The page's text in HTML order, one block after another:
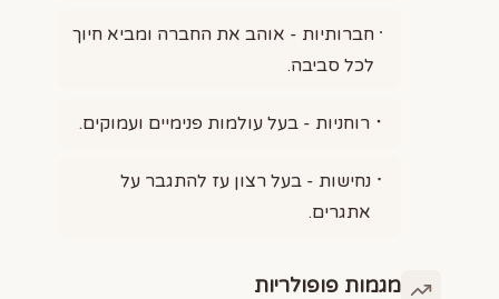
חברותיות - אוהב את החברה ומביא חיוך
לכל סביבה.
רוחניות - בעל עולמות פנימיים ועמוקים.
נחישות - בעל רצון עז להתגבר על
אתגרים.
מגמות פופולריות